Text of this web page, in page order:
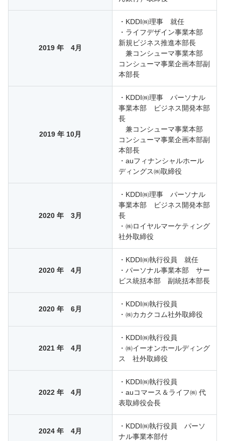
2019 年 4月
・KDDI㈱理事 就任
・ライフデザイン事業本部
新規ビジネス推進本部長
兼コンシューマ事業本部
コンシューマ事業企画本部副
本部長
2019 年 10月
・KDDI㈱理事 パーソナル
事業本部 ビジネス開発本部
長
兼コンシューマ事業本部
コンシューマ事業企画本部副
本部長
・auフィナンシャルホール
ディングス㈱取締役
2020 年 3月
・KDDI㈱理事 パーソナル
事業本部 ビジネス開発本部
長
・㈱ロイヤルマーケティング
社外取締役
2020 年 4月
・KDDI㈱執行役員 就任
・パーソナル事業本部 サー
ビス統括本部 副統括本部長
2020 年 6月
・KDDI㈱執行役員
・㈱カカクコム社外取締役
2021 年 4月
・KDDI㈱執行役員
・㈱イーオンホールディング
ス 社外取締役
2022 年 4月
・KDDI㈱執行役員
・auコマース＆ライフ㈱ 代
表取締役会長
2024 年 4月
・KDDI㈱執行役員 パーソ
ナル事業本部付